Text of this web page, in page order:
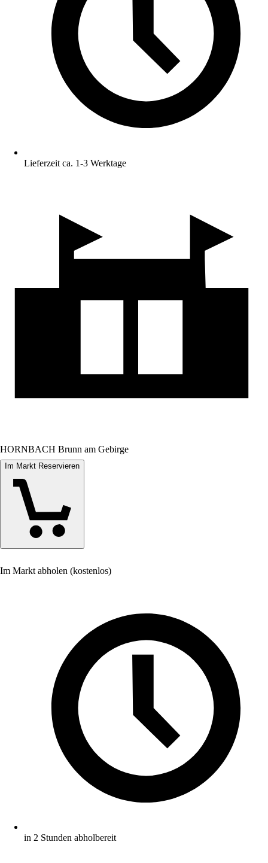
Lieferzeit ca. 1-3 Werktage
HORNBACH Brunn am Gebirge
Im Markt Reservieren
Im Markt abholen (kostenlos)
in 2 Stunden abholbereit